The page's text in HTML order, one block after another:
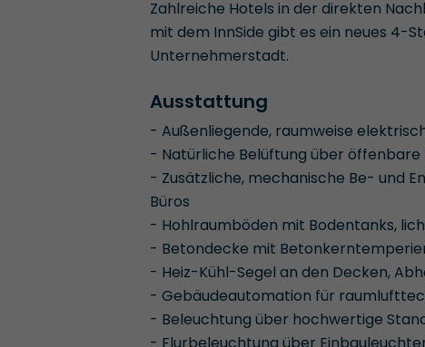
Zahlreiche Hotels in der direkten
mit dem InnSide gibt es ein neues 4-
Unternehmerstadt.
Ausstattung
- Außenliegende, raumweise
- Natürliche Belüftung über öffenbare
- Zusätzliche, mechanische Be- und
Büros
- Hohlraumböden mit Bodentanks,
- Betondecke mit
- Heiz-Kühl-Segel an den Decken,
- Gebäudeautomation für
- Beleuchtung über hochwertige